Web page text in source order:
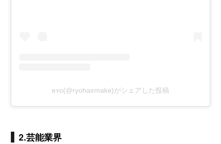
ʀʏᴏ(@ryohairmake)がシェアした投稿
2.芸能業界